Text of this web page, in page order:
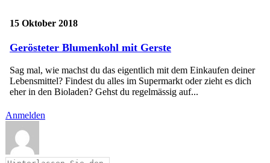
15 Oktober 2018
Gerösteter Blumenkohl mit Gerste
Sag mal, wie machst du das eigentlich mit dem Einkaufen deiner
Lebensmittel? Findest du alles im Supermarkt oder zieht es dich
eher in den Bioladen? Gehst du regelmässig auf...
Anmelden